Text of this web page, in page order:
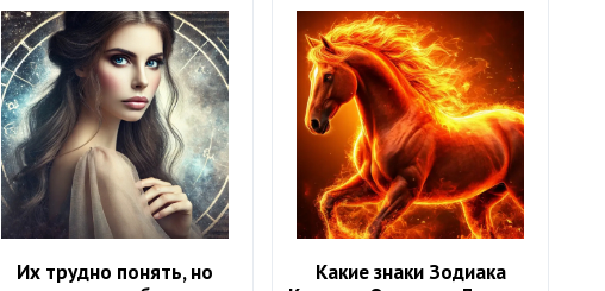
Их трудно понять, но
Какие знаки Зодиака